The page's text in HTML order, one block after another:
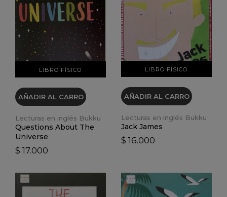
LIBRO FÍSICO
VER DETALLES
AÑADIR AL CARRO
Lecturas en inglés Bukku
Questions About The
Universe
$ 17.000
LIBRO FÍSICO
VER DETALLES
AÑADIR AL CARRO
Lecturas en inglés Bukku
Jack James
$ 16.000